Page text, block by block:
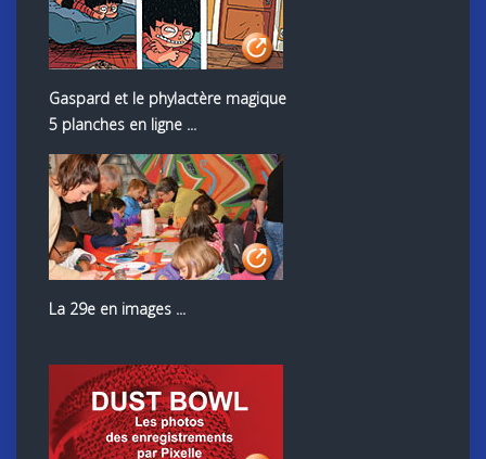
Gaspard et le phylactère magique
5 planches en ligne ...
La 29e en images ...